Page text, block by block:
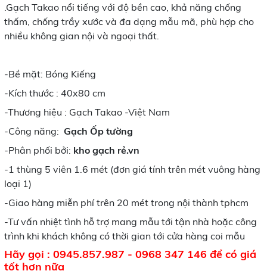
.Gạch Takao nổi tiếng với độ bền cao, khả năng chống
thấm, chống trầy xước và đa dạng mẫu mã, phù hợp cho
nhiều không gian nội và ngoại thất.
-Bề mặt: Bóng Kiếng
-Kích thước : 40x80 cm
-Thương hiệu : Gạch Takao -Việt Nam
-Công năng: Gạch Ốp tường
-Phân phối bởi: kho gạch rẻ.vn
-1 thùng 5 viên 1.6 mét (đơn giá tính trên mét vuông hàng
loại 1)
-Giao hàng miễn phí trên 20 mét trong nội thành tphcm
-Tư vấn nhiệt tình hỗ trợ mang mẫu tới tận nhà hoặc công
trình khi khách không có thời gian tới cửa hàng coi mẫu
Hãy gọi : 0945.857.987 - 0968 347 146 để có giá
tốt hơn nữa